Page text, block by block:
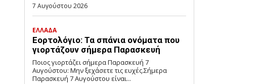
7 Αυγούστου 2026
ΕΛΛΑΔΑ
Εορτολόγιο: Τα σπάνια ονόματα που
γιορτάζουν σήμερα Παρασκευή
Ποιος γιορτάζει σήμερα Παρασκευή 7
Αυγούστου: Μην ξεχάσετε τις ευχές.Σήμερα
Παρασκευή 7 Αυγούστου είναι...